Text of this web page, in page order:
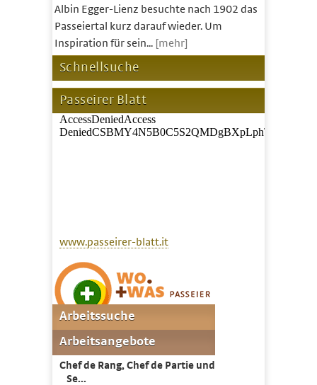
Albin Egger-Lienz besuchte nach 1902 das
Passeiertal kurz darauf wieder. Um
Inspiration für sein... [mehr]
Schnellsuche
Passeirer Blatt
www.passeirer-blatt.it